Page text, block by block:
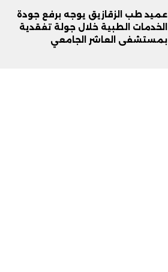
عميد طب الزقازيق يوجه برفع جودة
الخدمات الطبية خلال جولة تفقدية
بمستشفى العاشر الجامعي